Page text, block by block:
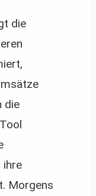
die
die
ihre
Morgens